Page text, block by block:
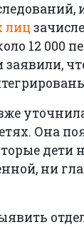
лиц
12 000
Она
дети
ни